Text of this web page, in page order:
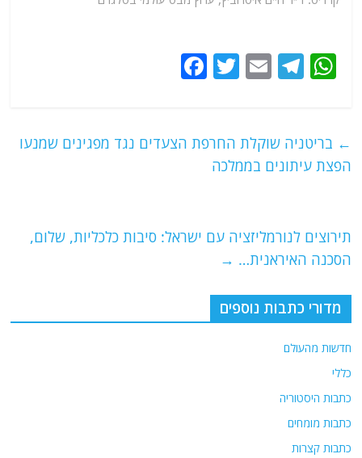
W
s
A
T
g
ra
E
l
T
er
e
k
← בריטניה שוקלת החרפת הצעדים נגד מפגינים שמנעו
הפצת עיתונים בממלכה
תירוצים לנורמליזציה עם ישראל: סיבות כלכליות, שלום,
הסכנה האיראנית… →
מדורי כתבות נוספים
חדשות מהעולם
כללי
כתבות היסטוריה
כתבות מומחים
כתבות קצרות